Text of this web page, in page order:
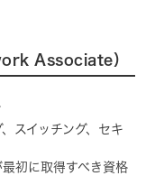
Associate）
スイッチング、セキ
初に取得すべき資格